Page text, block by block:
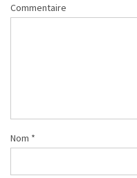
Commentaire
Nom *